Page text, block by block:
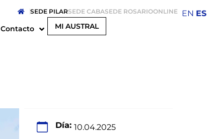
SEDE PILARSEDE CABASEDE ROSARIOONLINE
Contacto MI AUSTRAL
Día: 10.04.2025
EN ES